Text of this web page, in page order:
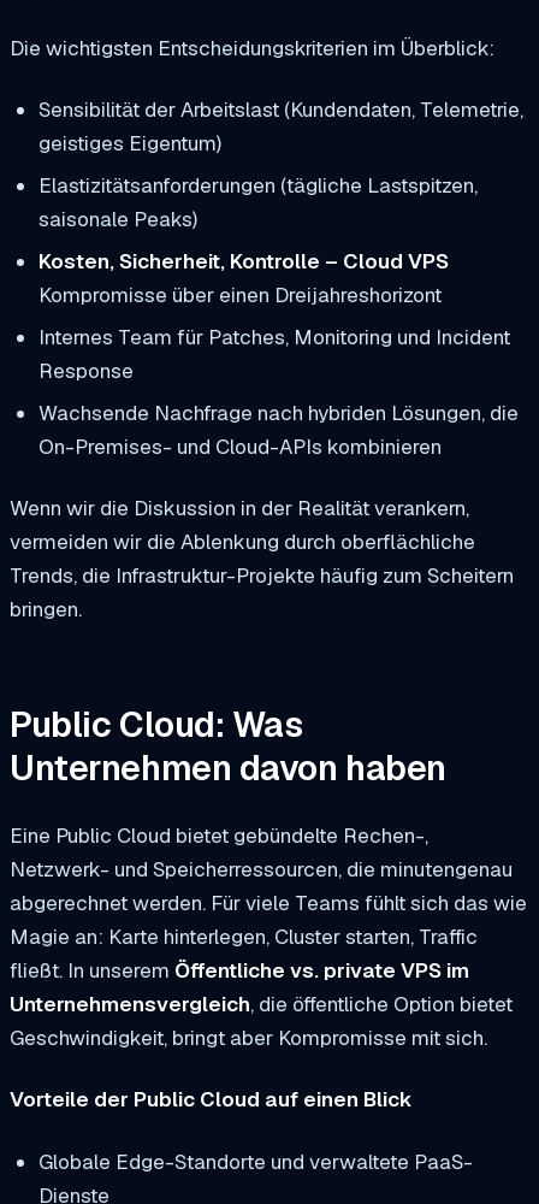
Die wichtigsten Entscheidungskriterien im Überblick:
Sensibilität der Arbeitslast (Kundendaten, Telemetrie,
geistiges Eigentum)
Elastizitätsanforderungen (tägliche Lastspitzen,
saisonale Peaks)
Kosten, Sicherheit, Kontrolle – Cloud VPS
Kompromisse über einen Dreijahreshorizont
Internes Team für Patches, Monitoring und Incident
Response
Wachsende Nachfrage nach hybriden Lösungen, die
On-Premises- und Cloud-APIs kombinieren
Wenn wir die Diskussion in der Realität verankern,
vermeiden wir die Ablenkung durch oberflächliche
Trends, die Infrastruktur-Projekte häufig zum Scheitern
bringen.
Public Cloud: Was
Unternehmen davon haben
Eine Public Cloud bietet gebündelte Rechen-,
Netzwerk- und Speicherressourcen, die minutengenau
abgerechnet werden. Für viele Teams fühlt sich das wie
Magie an: Karte hinterlegen, Cluster starten, Traffic
fließt. In unserem Öffentliche vs. private VPS im
Unternehmensvergleich, die öffentliche Option bietet
Geschwindigkeit, bringt aber Kompromisse mit sich.
Vorteile der Public Cloud auf einen Blick
Globale Edge-Standorte und verwaltete PaaS-
Dienste